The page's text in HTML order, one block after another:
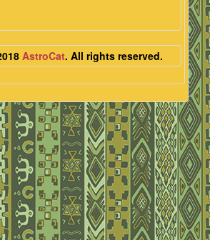
AstroCat. All rights reserved.